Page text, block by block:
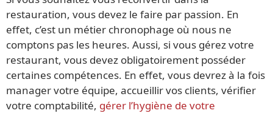
restauration, vous devez le faire par passion. En
effet, c’est un métier chronophage où nous ne
comptons pas les heures. Aussi, si vous gérez votre
restaurant, vous devez obligatoirement posséder
certaines compétences. En effet, vous devrez à la fois
manager votre équipe, accueillir vos clients, vérifier
votre comptabilité, gérer l’hygiène de votre